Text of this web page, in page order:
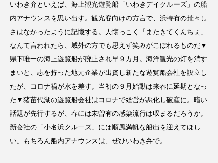
いわき弁といえば、海上観光遊覧船「いわきデイクルーズ」の船
内アナウンスを思い出す。観光客向けの方言で、浜特有の荒々し
さはなかったように記憶する。人懐っこく「またきてくんちぇ」
なんて言われたら、域外の方でも思えず笑みがこぼれるものだ▼
県下唯一の海上遊覧船が廃止され早９カ月。海洋観光の灯を消す
まいと、志を持った地元企業が出資し新たな遊覧船会社を設立し
たが、コロナ禍が水を差す。当初の９月始動は来春に延期となっ
た▼猪苗代湖の遊覧船会社はコロナで経営が悪化し破産に。暗い
話題が先行するが、春には未曽有の感染流行は収まるだろうか。
新会社の「小名浜クルーズ」には順風満帆な船出を迎えてほし
い。もちろん船内アナウンスは、ぜひいわき弁で。